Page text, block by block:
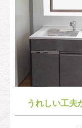
うれしい工夫